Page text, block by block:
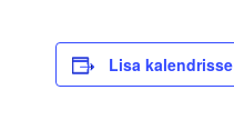
Lisa kalendrisse